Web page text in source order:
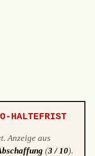
HALTEFRIST
Anzeige aus
(3 / 10).